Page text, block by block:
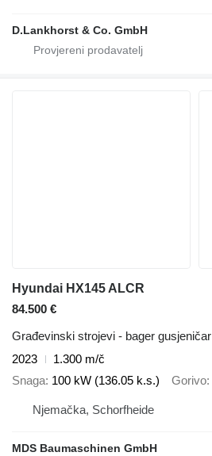
D.Lankhorst & Co. GmbH
Hyundai HX145 ALCR
84.500 €
Građevinski strojevi - bager gusjeničar
2023
1.300 m/č
Snaga 100 kW (136.05 k.s.) Gorivo
Njemačka, Schorfheide
MDS Baumaschinen GmbH